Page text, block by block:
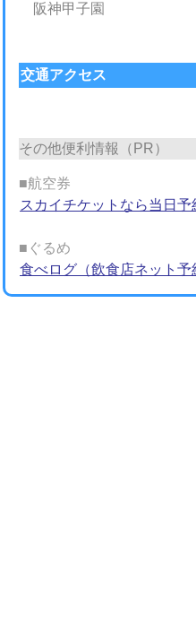
阪神甲子園
交通アクセス
その他便利情報（PR）
■航空券
スカイチケットなら当日予
■ぐるめ
食べログ（飲食店ネット予